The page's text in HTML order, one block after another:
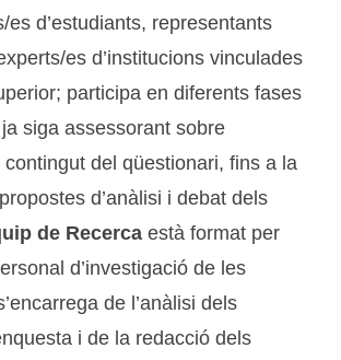
es d’estudiants, representants
es d’institucions vinculades
participa en diferents fases
siga assessorant sobre
contingut del qüestionari, fins a la
d’anàlisi i debat dels
de Recerca està format per
d’investigació de les
de l’anàlisi dels
i de la redacció dels